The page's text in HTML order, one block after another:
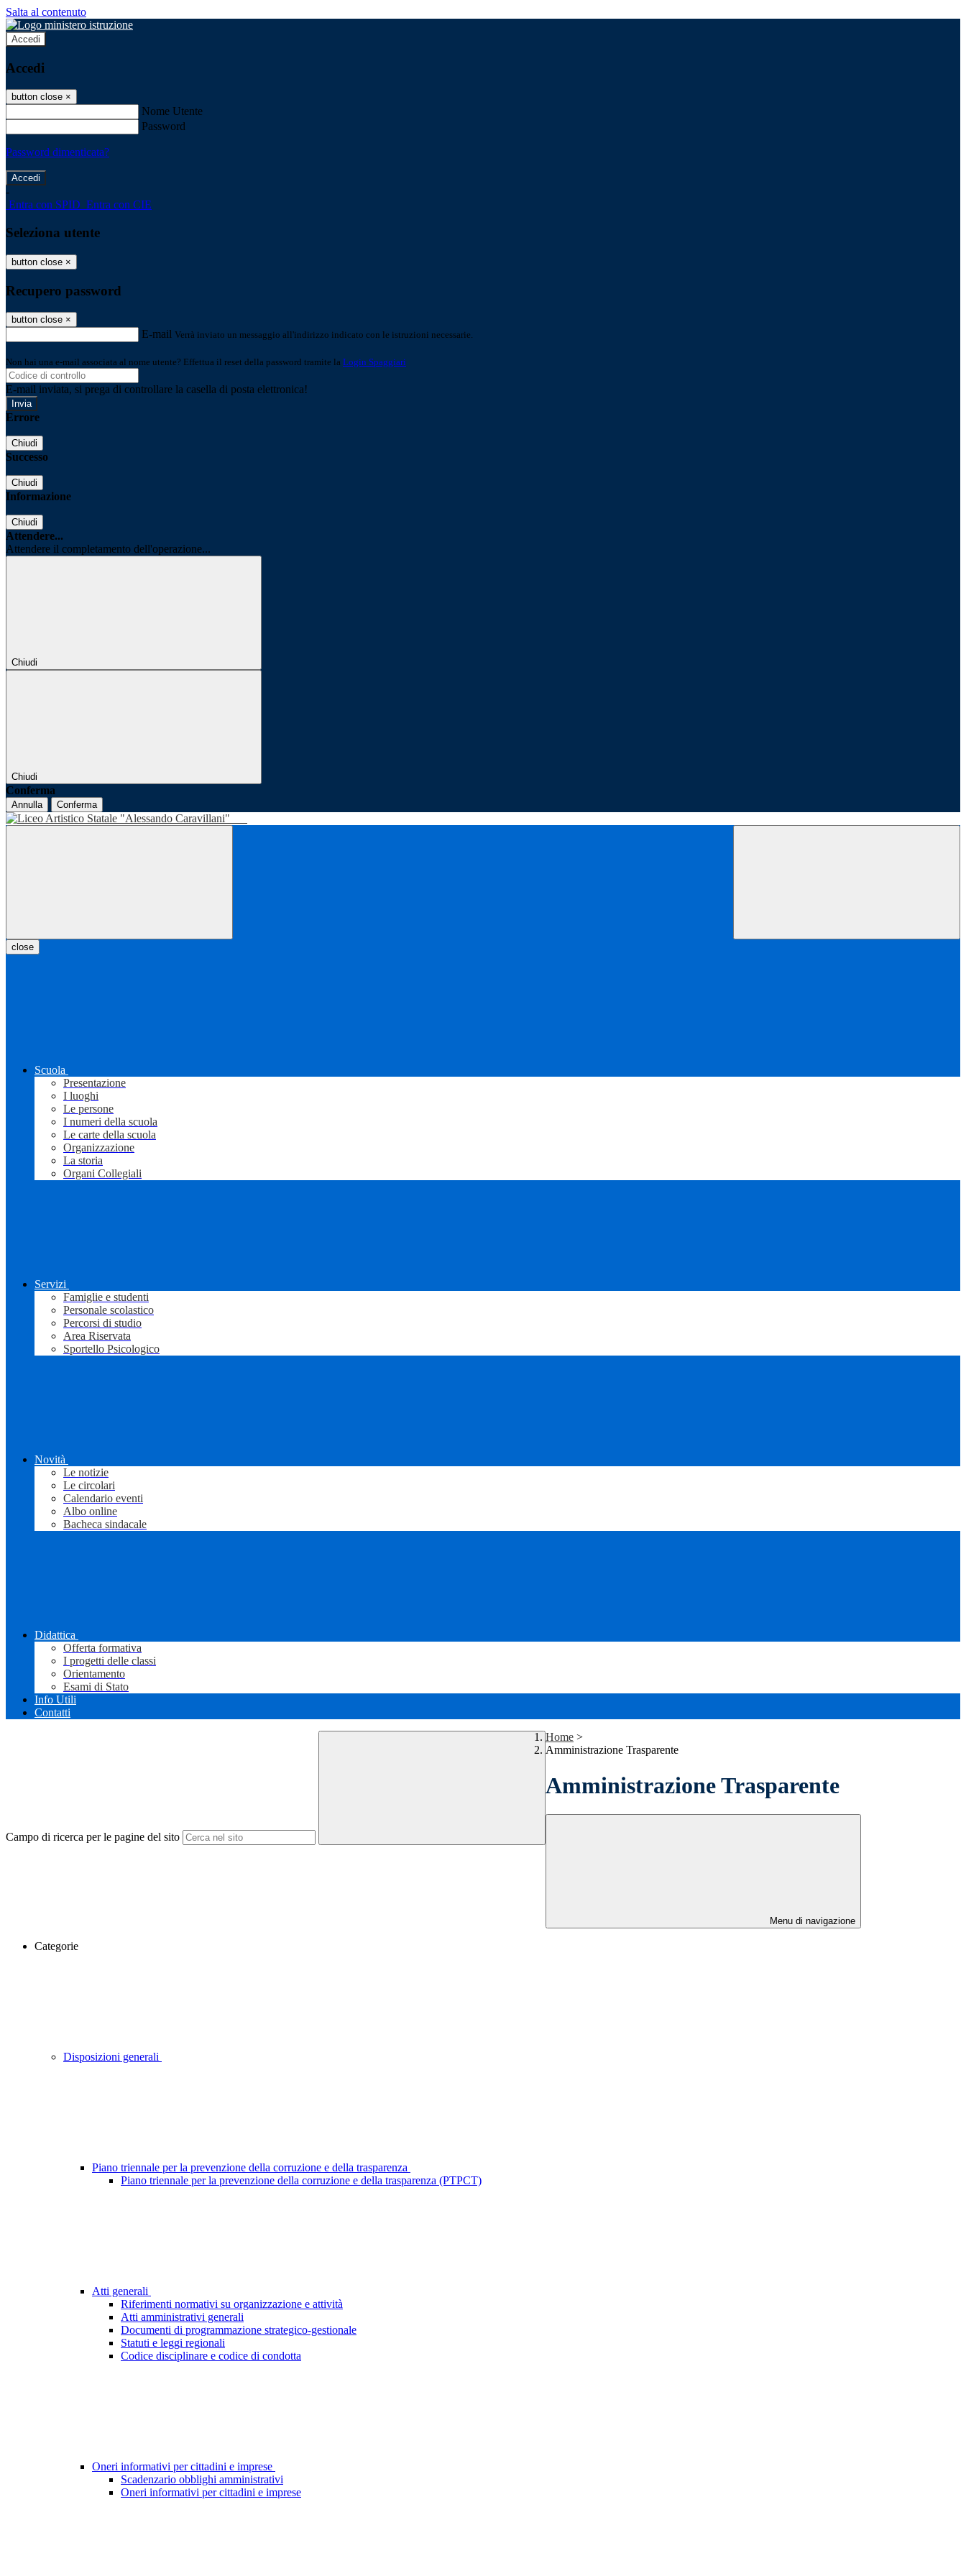
Salta al contenuto
Accedi
Accedi
button close ×
Nome Utente
Password
Password dimenticata?
-
Entra con SPID Entra con CIE
Seleziona utente
button close ×
Recupero password
button close ×
E-mail Verrà inviato un messaggio all'indirizzo indicato con le istruzioni necessarie.
Non hai una e-mail associata al nome utente? Effettua il reset della password tramite la Login Spaggiari
E-mail inviata, si prega di controllare la casella di posta elettronica!
Errore
Chiudi
Successo
Chiudi
Informazione
Chiudi
Attendere...
Attendere il completamento dell'operazione...
Chiudi
Chiudi
Conferma
Annulla Conferma
close
Scuola
Presentazione
I luoghi
Le persone
I numeri della scuola
Le carte della scuola
Organizzazione
La storia
Organi Collegiali
Servizi
Famiglie e studenti
Personale scolastico
Percorsi di studio
Area Riservata
Sportello Psicologico
Novità
Le notizie
Le circolari
Calendario eventi
Albo online
Bacheca sindacale
Didattica
Offerta formativa
I progetti delle classi
Orientamento
Esami di Stato
Info Utili
Contatti
Campo di ricerca per le pagine del sito
Home >
Amministrazione Trasparente
Amministrazione Trasparente
Menu di navigazione
Categorie
Disposizioni generali
Piano triennale per la prevenzione della corruzione e della trasparenza
Piano triennale per la prevenzione della corruzione e della trasparenza (PTPCT)
Atti generali
Riferimenti normativi su organizzazione e attività
Atti amministrativi generali
Documenti di programmazione strategico-gestionale
Statuti e leggi regionali
Codice disciplinare e codice di condotta
Oneri informativi per cittadini e imprese
Scadenzario obblighi amministrativi
Oneri informativi per cittadini e imprese